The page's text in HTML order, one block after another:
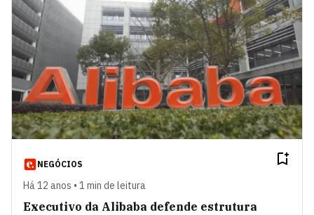
NEGÓCIOS
Há 12 anos • 1 min de leitura
Executivo da Alibaba defende estrutura